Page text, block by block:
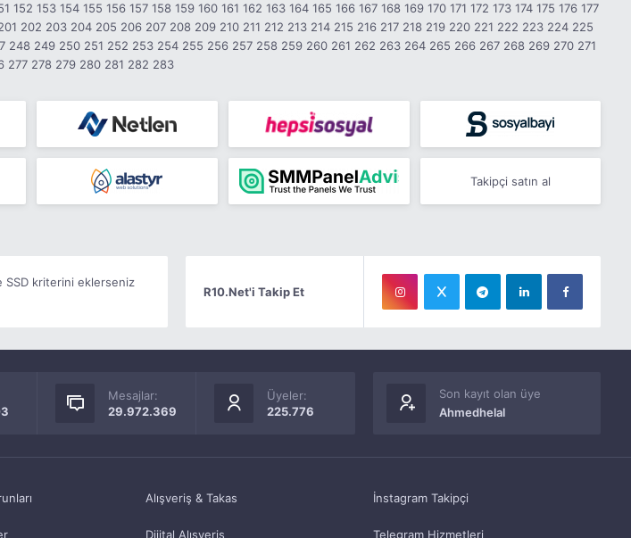
152 153 154 155 156 157 158 159 160 161 162 163 164 165 166 167 168 169 170 171 172 173 174 175 176 177
202 203 204 205 206 207 208 209 210 211 212 213 214 215 216 217 218 219 220 221 222 223 224 225
248 249 250 251 252 253 254 255 256 257 258 259 260 261 262 263 264 265 266 267 268 269 270 271
277 278 279 280 281 282 283
Takipçi satın al
SSD kriterini eklerseniz
R10.Net'i Takip Et
Mesajlar:
29.972.369
Üyeler:
225.776
Son kayıt olan üye
Ahmedhelal
Alışveriş & Takas
Dijital Alışveriş
İnstagram Takipçi
Telegram Hizmetleri